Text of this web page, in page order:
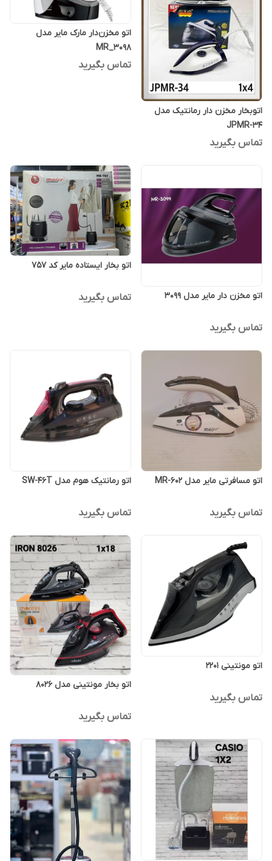
اتو‌بخار مخزن دار رمانتیک مدل
JPMR-34
تماس بگیرید
اتو مخزن‌دار مارک مایر مدل
MR_3098
تماس بگیرید
اتو مخزن دار مایر مدل 3099
تماس بگیرید
اتو بخار ایستاده مایر کد ۷۵۷
تماس بگیرید
اتو مسافرتی مایر مدل MR-602
تماس بگیرید
اتو رمانتیک هوم مدل SW-46T
تماس بگیرید
اتو مونتینی 2201
تماس بگیرید
اتو بخار مونتینی مدل 8026
تماس بگیرید